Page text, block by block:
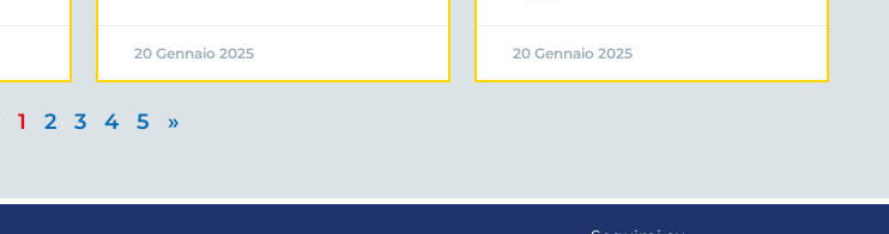
20 Gennaio 2025 20 Gennaio 2025
1 2 3 4 5 »